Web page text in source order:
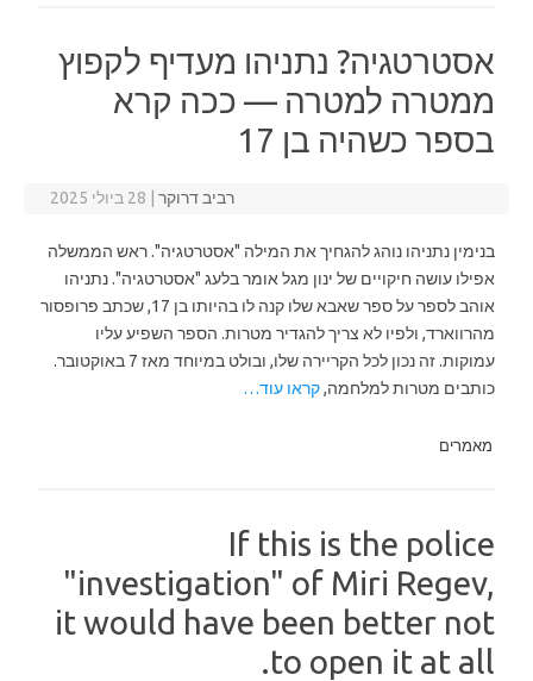
אסטרטגיה? נתניהו מעדיף לקפוץ
ממטרה למטרה — ככה קרא
בספר כשהיה בן 17
רביב דרוקר 28 ביולי 2025
בנימין נתניהו נוהג להגחיך את המילה "אסטרטגיה". ראש הממשלה
אפילו עושה חיקויים של ינון מגל אומר בלעג "אסטרטגיה". נתניהו
אוהב לספר על ספר שאבא שלו קנה לו בהיותו בן 17, שכתב פרופסור
מהרווארד, ולפיו לא צריך להגדיר מטרות. הספר השפיע עליו
עמוקות. זה נכון לכל הקריירה שלו, ובולט במיוחד מאז 7 באוקטובר.
כותבים מטרות למלחמה,קראו עוד…
מאמרים
If this is the police
"investigation" of Miri Regev,
it would have been better not
to open it at all.